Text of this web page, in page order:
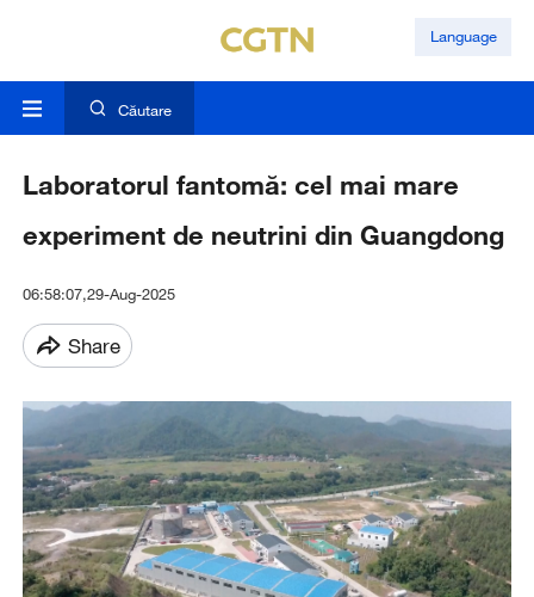
Language
Căutare
Laboratorul fantomă: cel mai mare
experiment de neutrini din Guangdong
06:58:07,29-Aug-2025
Share